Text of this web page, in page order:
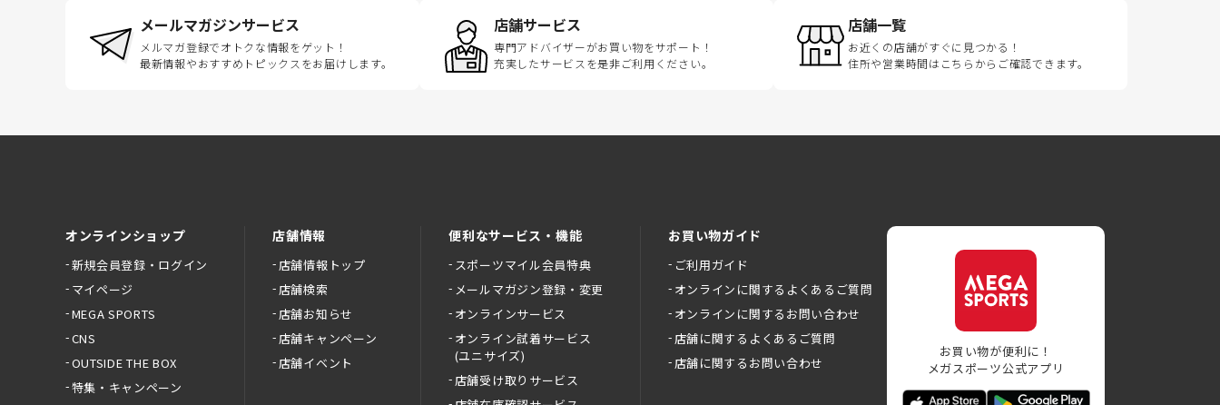
メールマガジンサービス
メルマガ登録でオトクな情報をゲット！
最新情報やおすすめトピックスをお届けします。
店舗サービス
専門アドバイザーがお買い物をサポート！
充実したサービスを是非ご利用ください。
店舗一覧
お近くの店舗がすぐに見つかる！
住所や営業時間はこちらからご確認できます。
オンラインショップ
新規会員登録・ログイン
マイページ
MEGA SPORTS
CNS
OUTSIDE THE BOX
特集・キャンペーン
店舗情報
店舗情報トップ
店舗検索
店舗お知らせ
店舗キャンペーン
店舗イベント
便利なサービス・機能
スポーツマイル会員特典
メールマガジン登録・変更
オンラインサービス
オンライン試着サービス
(ユニサイズ)
店舗受け取りサービス
お買い物ガイド
ご利用ガイド
オンラインに関するよくあるご質問
オンラインに関するお問い合わせ
店舗に関するよくあるご質問
店舗に関するお問い合わせ
お買い物が便利に！
メガスポーツ公式アプリ